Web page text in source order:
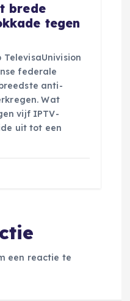
brede
tegen
TelevisaUnivision
federale
anti-
Wat
vijf IPTV-
uit tot een
een reactie te